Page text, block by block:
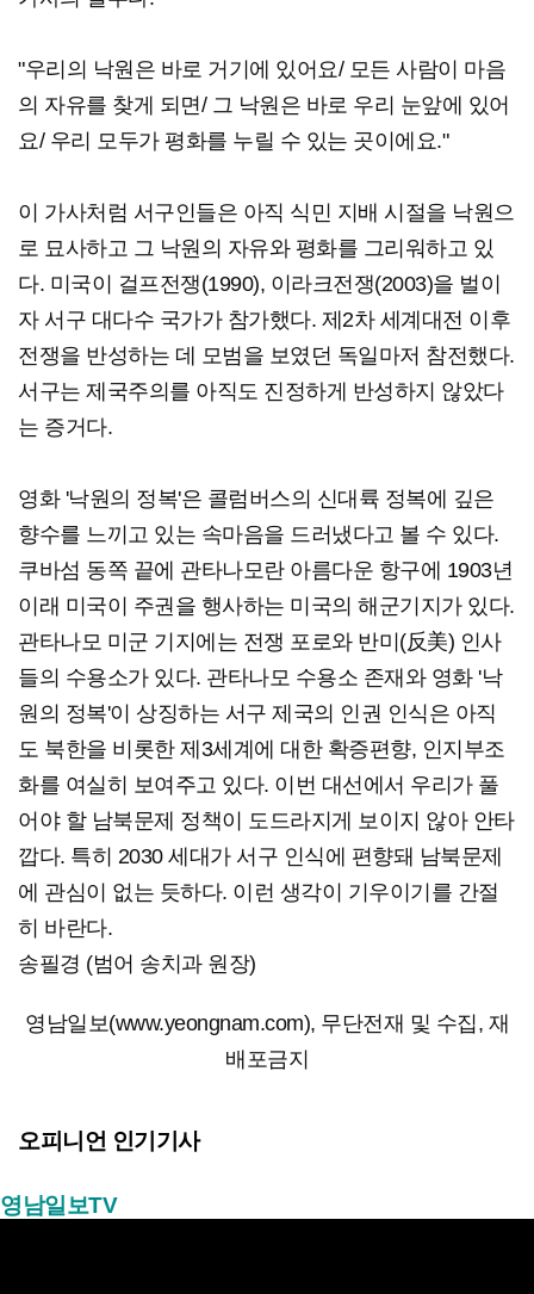
"우리의 낙원은 바로 거기에 있어요/ 모든 사람이 마음
의 자유를 찾게 되면/ 그 낙원은 바로 우리 눈앞에 있어
요/ 우리 모두가 평화를 누릴 수 있는 곳이에요."
이 가사처럼 서구인들은 아직 식민 지배 시절을 낙원으
로 묘사하고 그 낙원의 자유와 평화를 그리워하고 있
다. 미국이 걸프전쟁(1990), 이라크전쟁(2003)을 벌이
자 서구 대다수 국가가 참가했다. 제2차 세계대전 이후
전쟁을 반성하는 데 모범을 보였던 독일마저 참전했다.
서구는 제국주의를 아직도 진정하게 반성하지 않았다
는 증거다.
영화 '낙원의 정복'은 콜럼버스의 신대륙 정복에 깊은
향수를 느끼고 있는 속마음을 드러냈다고 볼 수 있다.
쿠바섬 동쪽 끝에 관타나모란 아름다운 항구에 1903년
이래 미국이 주권을 행사하는 미국의 해군기지가 있다.
관타나모 미군 기지에는 전쟁 포로와 반미(反美) 인사
들의 수용소가 있다. 관타나모 수용소 존재와 영화 '낙
원의 정복'이 상징하는 서구 제국의 인권 인식은 아직
도 북한을 비롯한 제3세계에 대한 확증편향, 인지부조
화를 여실히 보여주고 있다. 이번 대선에서 우리가 풀
어야 할 남북문제 정책이 도드라지게 보이지 않아 안타
깝다. 특히 2030 세대가 서구 인식에 편향돼 남북문제
에 관심이 없는 듯하다. 이런 생각이 기우이기를 간절
히 바란다.
송필경 (범어 송치과 원장)
영남일보(www.yeongnam.com), 무단전재 및 수집, 재
배포금지
오피니언 인기기사
영남일보TV